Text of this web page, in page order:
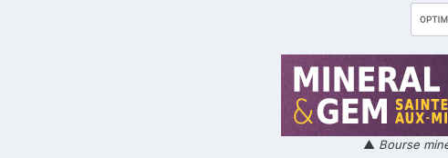
▲ Bourse